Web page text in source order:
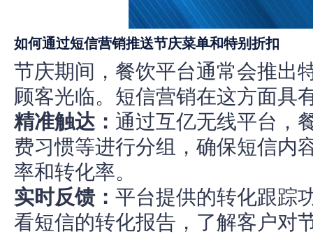
如何通过短信营销推送节庆菜单和特别折扣
节庆期间，餐饮平台通常会推出
顾客光临。短信营销在这方面具
精准触达： 通过互亿无线平台，
费习惯等进行分组，确保短信内
率和转化率。
实时反馈： 平台提供的转化跟踪
看短信的转化报告，了解客户对